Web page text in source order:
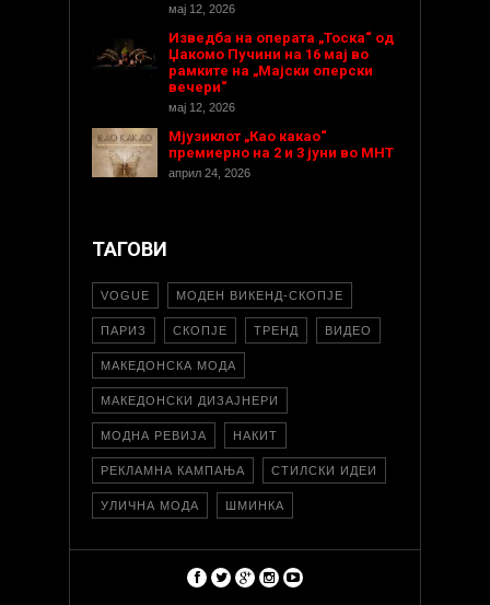
мај 12, 2026
Изведба на операта „Тоска“ од
Џакомо Пучини на 16 мај во
рамките на „Мајски оперски
вечери“
мај 12, 2026
Мјузиклот „Као какао“
премиерно на 2 и 3 јуни во МНТ
април 24, 2026
ТАГОВИ
VOGUE МОДЕН ВИКЕНД-СКОПЈЕ
ПАРИЗ СКОПЈЕ ТРЕНД ВИДЕО
МАКЕДОНСКА МОДА
МАКЕДОНСКИ ДИЗАЈНЕРИ
МОДНА РЕВИЈА НАКИТ
РЕКЛАМНА КАМПАЊА СТИЛСКИ ИДЕИ
УЛИЧНА МОДА ШМИНКА